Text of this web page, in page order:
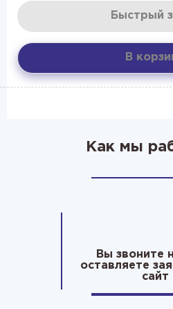
Быстрый
В
Как мы
Вы звоните
оставляете
сайт